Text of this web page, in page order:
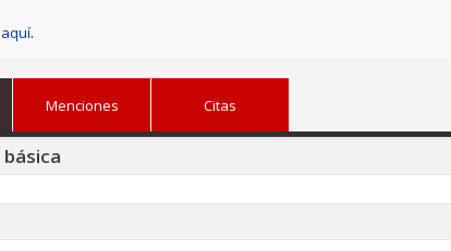
aquí.
Menciones Citas